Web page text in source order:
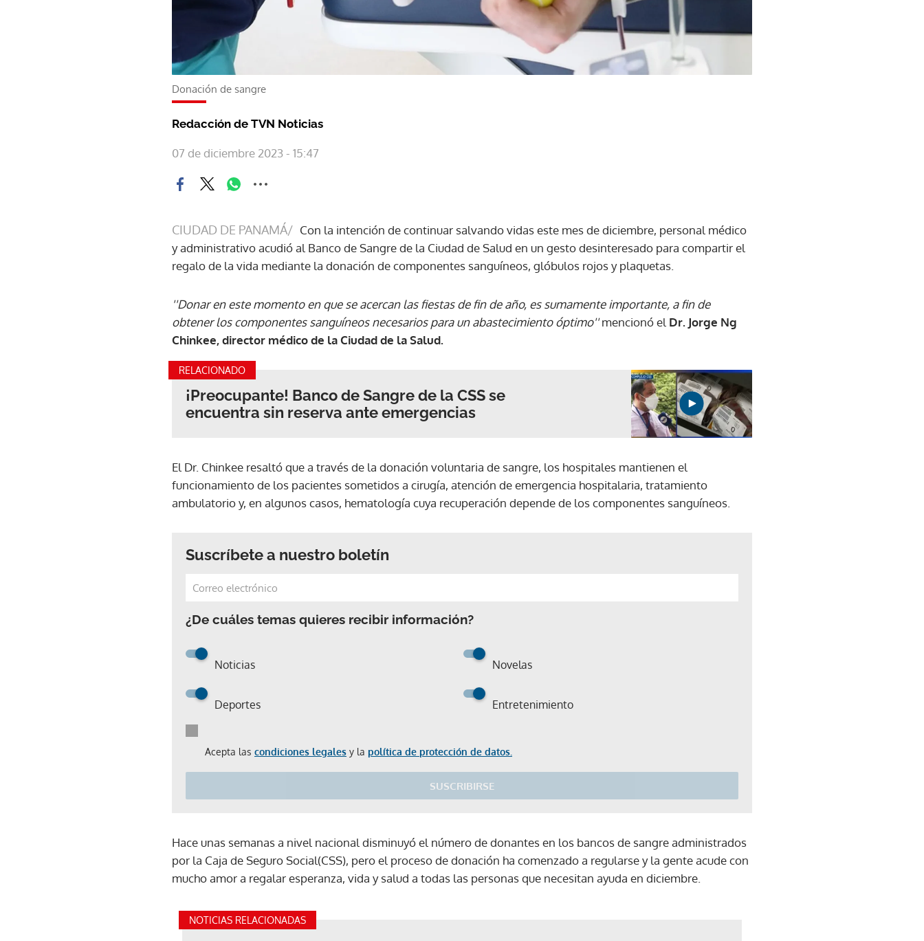
Donación de sangre
Redacción de TVN Noticias
07 de diciembre 2023 - 15:47
CIUDAD DE PANAMÁ/ Con la intención de continuar salvando vidas este mes de diciembre, personal médico
y administrativo acudió al Banco de Sangre de la Ciudad de Salud en un gesto desinteresado para compartir el
regalo de la vida mediante la donación de componentes sanguíneos, glóbulos rojos y plaquetas.
''Donar en este momento en que se acercan las fiestas de fin de año, es sumamente importante, a fin de
obtener los componentes sanguíneos necesarios para un abastecimiento óptimo''mencionó el Dr. Jorge Ng
Chinkee, director médico de la Ciudad de la Salud.
RELACIONADO
¡Preocupante! Banco de Sangre de la CSS se
encuentra sin reserva ante emergencias
El Dr. Chinkee resaltó que a través de la donación voluntaria de sangre, los hospitales mantienen el
funcionamiento de los pacientes sometidos a cirugía, atención de emergencia hospitalaria, tratamiento
ambulatorio y, en algunos casos, hematología cuya recuperación depende de los componentes sanguíneos.
Suscríbete a nuestro boletín
¿De cuáles temas quieres recibir información?
Noticias Novelas
Deportes Entretenimiento
Acepta las condiciones legales y la política de protección de datos.
SUSCRIBIRSE
Hace unas semanas a nivel nacional disminuyó el número de donantes en los bancos de sangre administrados
por la Caja de Seguro Social(CSS), pero el proceso de donación ha comenzado a regularse y la gente acude con
mucho amor a regalar esperanza, vida y salud a todas las personas que necesitan ayuda en diciembre.
NOTICIAS RELACIONADAS